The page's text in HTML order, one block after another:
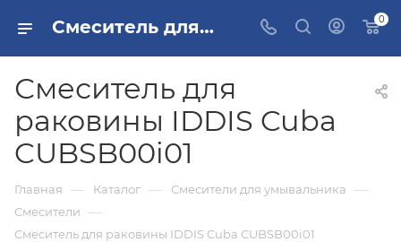
Смеситель для раковины IDDIS Cuba CUBSB00i01 купить в Москве 0
Смеситель для
раковины IDDIS Cuba
CUBSB00i01
Главная — Каталог — Смесители для умывальника —
Смесители —
Смеситель для раковины IDDIS Cuba CUBSB00i01